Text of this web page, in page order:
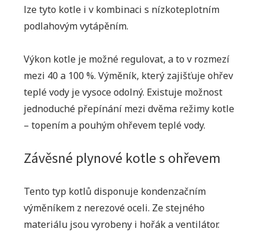
lze tyto kotle i v kombinaci s nízkoteplotním
podlahovým vytápěním.
Výkon kotle je možné regulovat, a to v rozmezí
mezi 40 a 100 %. Výměník, který zajišťuje ohřev
teplé vody je vysoce odolný. Existuje možnost
jednoduché přepínání mezi dvěma režimy kotle
– topením a pouhým ohřevem teplé vody.
Závěsné plynové kotle s ohřevem
Tento typ kotlů disponuje kondenzačním
výměníkem z nerezové oceli. Ze stejného
materiálu jsou vyrobeny i hořák a ventilátor.